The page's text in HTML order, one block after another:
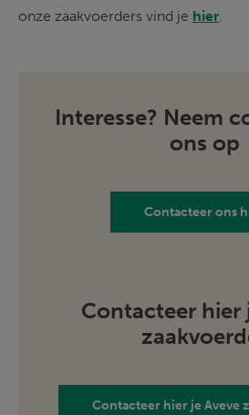
onze zaakvoerders vind je hier.
Interesse? Neem
ons op
Contacteer ons
Contacteer hier
Contacteer hier je Aveve